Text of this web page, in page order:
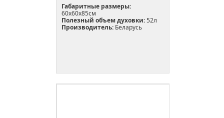
Габаритные размеры:
60х60х85см
Полезный объем духовки:52л
Производитель: Беларусь